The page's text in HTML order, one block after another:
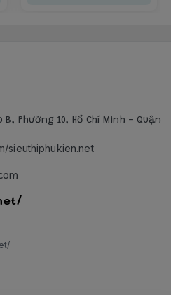
B, Phường 10, Hồ Chí Minh - Quận
sieuthiphukien.net